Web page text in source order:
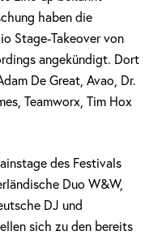
haben die
Stage-Takeover von
angekündigt. Dort
De Great, Avao, Dr.
Teamworx, Tim Hox
des Festivals
Duo W&W,
DJ und
sich zu den bereits